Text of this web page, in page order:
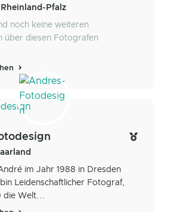
Pfalz
noch keine weiteren
über diesen Fotografen
im Jahr 1988 in Dresden
Leidenschaftlicher Fotograf,
die Welt...